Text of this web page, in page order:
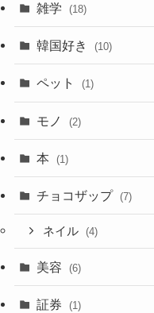
雑学 (18)
韓国好き (10)
ペット (1)
モノ (2)
本 (1)
チョコザップ (7)
ネイル (4)
美容 (6)
証券 (1)